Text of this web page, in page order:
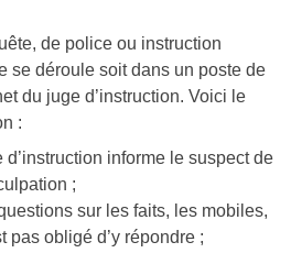
de police ou instruction
se déroule soit dans un poste de
du juge d’instruction. Voici le
:
d’instruction informe le suspect de
;
sur les faits, les mobiles,
pas obligé d’y répondre ;